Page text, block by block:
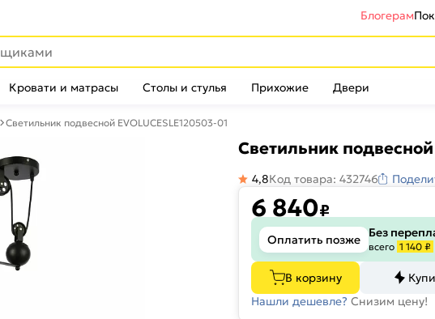
Блогерам
Кровати и матрасы Столы и стулья Прихожие Двери
Светильник подвесной EVOLUCESLE120503-01
Светильник подвесной
4,8Код товара: 432746
6 840₽
Оплатить позже Без
всего 1 140 ₽
В корзину
Нашли дешевле? Снизим цену!